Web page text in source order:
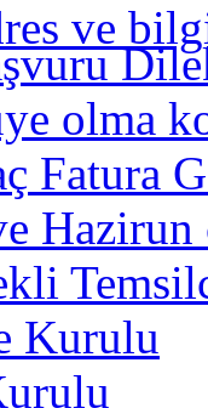
ve
olma
Fatura
Kurulu